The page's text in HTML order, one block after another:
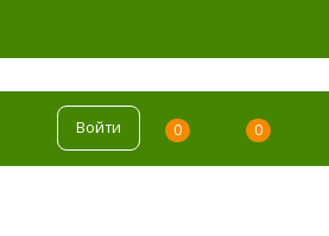
Войти 0 0